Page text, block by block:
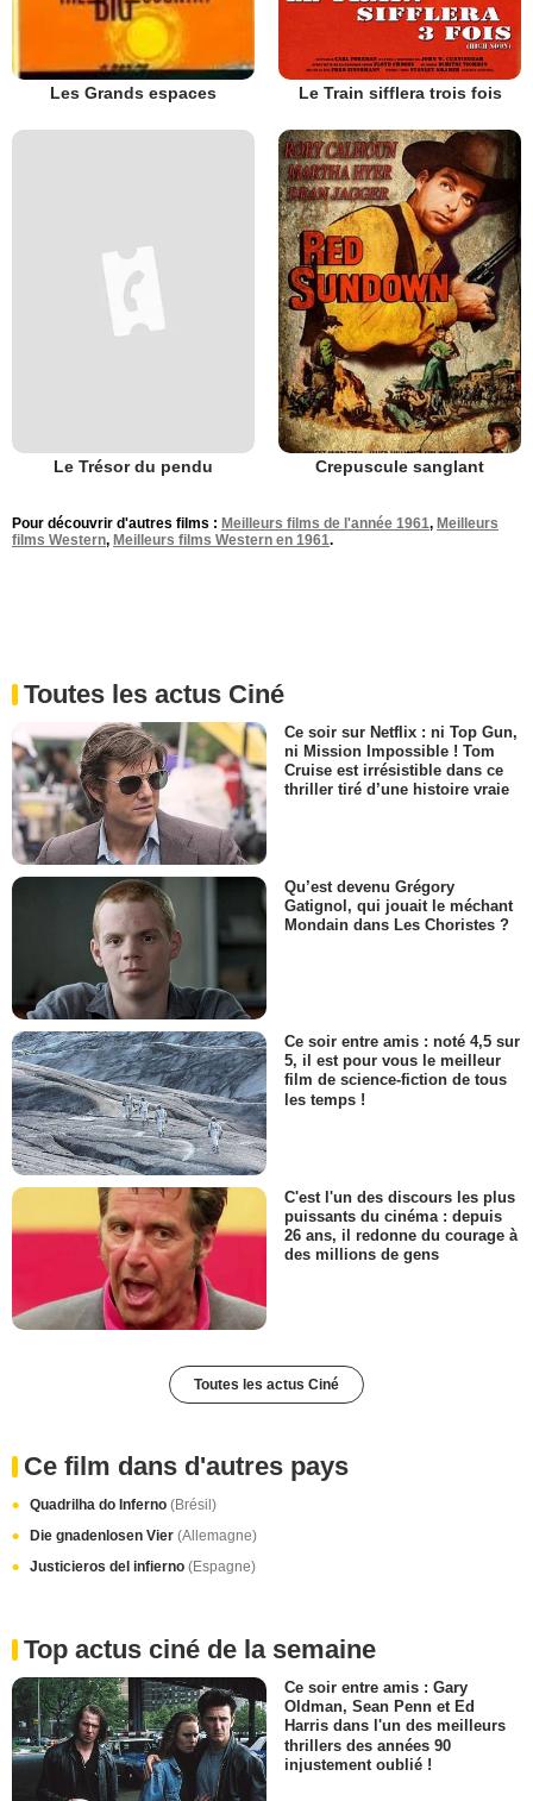
Les Grands espaces Le Train sifflera trois fois
Le Trésor du pendu Crepuscule sanglant
Pour découvrir d'autres films : Meilleurs films de l'année 1961, Meilleurs
films Western, Meilleurs films Western en 1961.
Toutes les actus Ciné
Ce soir sur Netflix : ni Top Gun,
ni Mission Impossible ! Tom
Cruise est irrésistible dans ce
thriller tiré d’une histoire vraie
Qu’est devenu Grégory
Gatignol, qui jouait le méchant
Mondain dans Les Choristes ?
Ce soir entre amis : noté 4,5 sur
5, il est pour vous le meilleur
film de science-fiction de tous
les temps !
C'est l'un des discours les plus
puissants du cinéma : depuis
26 ans, il redonne du courage à
des millions de gens
Toutes les actus Ciné
Ce film dans d'autres pays
Quadrilha do Inferno (Brésil)
Die gnadenlosen Vier (Allemagne)
Justicieros del infierno (Espagne)
Top actus ciné de la semaine
Ce soir entre amis : Gary
Oldman, Sean Penn et Ed
Harris dans l'un des meilleurs
thrillers des années 90
injustement oublié !